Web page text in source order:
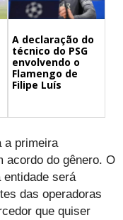
A declaração do
técnico do PSG
envolvendo o
Flamengo de
Filipe Luís
a primeira
acordo do gênero. O
entidade será
das operadoras
que quiser